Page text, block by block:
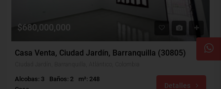
$680,000,000
Casa Venta, Ciudad Jardín, Barranquilla (30805)
Alcobas: 3 Baños: 2
m²: 248
Detalles